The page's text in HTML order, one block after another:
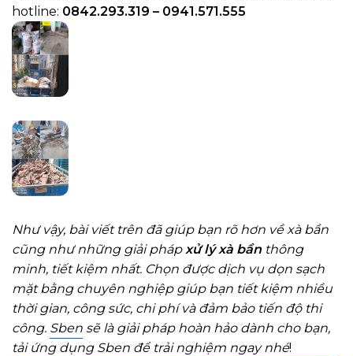
hotline: 0842.293.319 – 0941.571.555
Như vậy, bài viết trên đã giúp bạn rõ hơn về xà bần
cũng như những giải pháp xử lý xà bần thông
minh, tiết kiệm nhất. Chọn được dịch vụ dọn sạch
mặt bằng chuyên nghiệp giúp bạn tiết kiệm nhiều
thời gian, công sức, chi phí và đảm bảo tiến độ thi
công. Sben sẽ là giải pháp hoàn hảo dành cho bạn,
tải ứng dụng Sben để trải nghiệm ngay nhé!